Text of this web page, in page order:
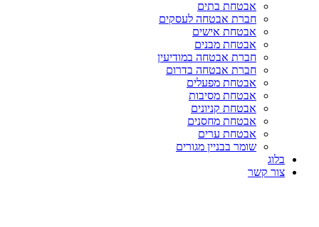
אבטחת בתים
חברת אבטחה לעסקים
אבטחת אישים
אבטחת מבנים
חברת אבטחה במודיעין
חברת אבטחה בדרום
אבטחת מפעלים
אבטחת מסיבות
אבטחת קניונים
אבטחת מחסנים
אבטחת ערים
שומר בבניין מגורים
בלוג
צור קשר